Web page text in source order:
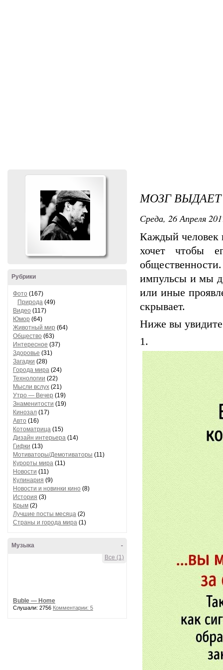
Рубрики
Фото (167)
Природа (49)
Видео (117)
Юмор (64)
Животный мир (64)
Общество (63)
Интересное (37)
Здоровье (31)
Загадки (28)
Города мира (24)
Технологии (22)
Мысли вслух (21)
Утро — Вечер (19)
Знаменитости (19)
Кинозал (17)
Авто (16)
Котоматрица (15)
Дизайн интерьера (14)
Гифки (13)
Мотиваторы/Демотиваторы (11)
Курорты мира (11)
Новости (11)
Кулинария (9)
Новости и новинки кино (8)
История (3)
Крым (2)
Лучшие посты месяца (2)
Страны и города мира (1)
-
Музыка
Все (1)
Buble — Home
Слушали: 2756 Комментарии: 5
МОЗГ
Среда, 26 Апреля
Каждый человек
хочет чтобы
импульсы и мы
или иные
скрывает.
Ниже вы
1.